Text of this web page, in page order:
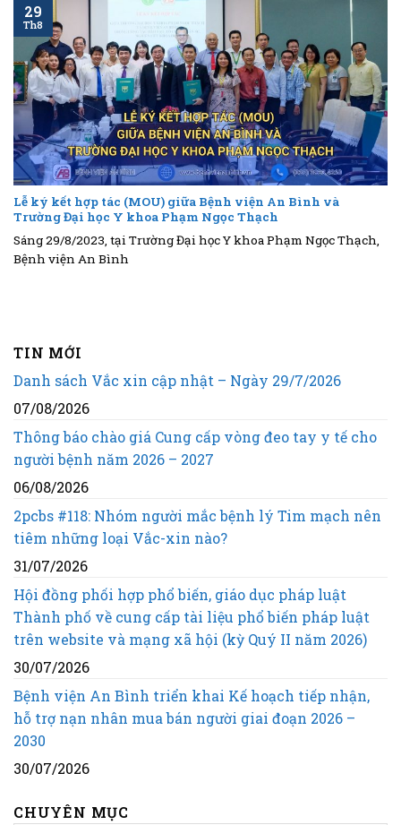
Lễ ký kết hợp tác (MOU) giữa Bệnh viện An Bình và
Trường Đại học Y khoa Phạm Ngọc Thạch
Sáng 29/8/2023, tại Trường Đại học Y khoa Phạm Ngọc Thạch,
Bệnh viện An Bình
29
Th8
TIN MỚI
Danh sách Vắc xin cập nhật – Ngày 29/7/2026
07/08/2026
Thông báo chào giá Cung cấp vòng đeo tay y tế cho
người bệnh năm 2026 – 2027
06/08/2026
2pcbs #118: Nhóm người mắc bệnh lý Tim mạch nên
tiêm những loại Vắc-xin nào?
31/07/2026
Hội đồng phối hợp phổ biến, giáo dục pháp luật
Thành phố về cung cấp tài liệu phổ biến pháp luật
trên website và mạng xã hội (kỳ Quý II năm 2026)
30/07/2026
Bệnh viện An Bình triển khai Kế hoạch tiếp nhận,
hỗ trợ nạn nhân mua bán người giai đoạn 2026 –
2030
30/07/2026
CHUYÊN MỤC